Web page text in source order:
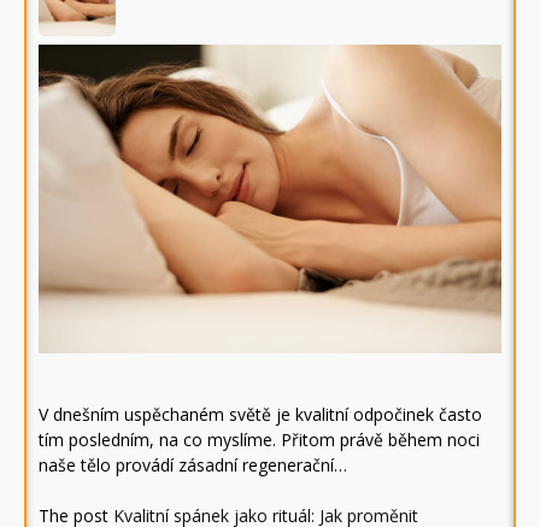
V dnešním uspěchaném světě je kvalitní odpočinek často
tím posledním, na co myslíme. Přitom právě během noci
naše tělo provádí zásadní regenerační…
The post Kvalitní spánek jako rituál: Jak proměnit